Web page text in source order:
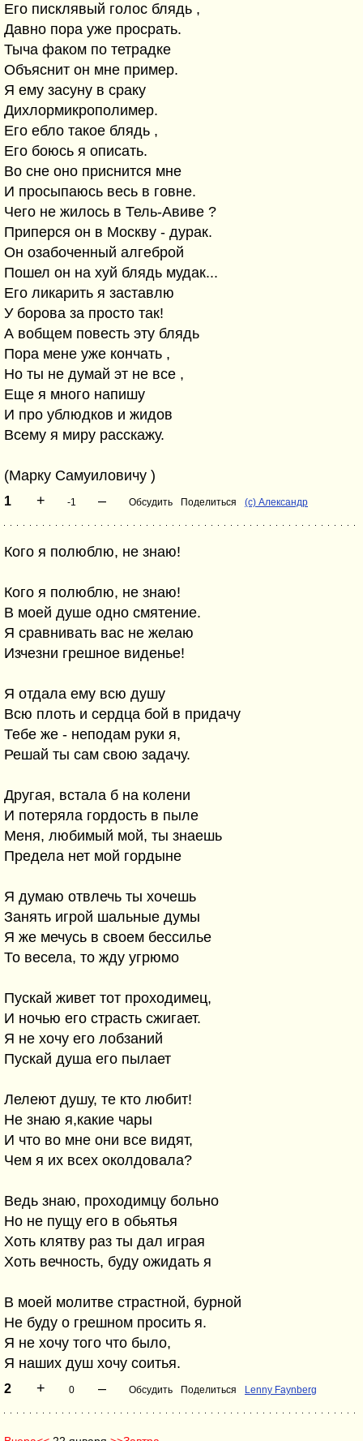
Его писклявый голос блядь ,
Давно пора уже просрать.
Тыча факом по тетрадке
Объяснит он мне пример.
Я ему засуну в сраку
Дихлормикрополимер.
Его ебло такое блядь ,
Его боюсь я описать.
Во сне оно приснится мне
И просыпаюсь весь в говне.
Чего не жилось в Тель-Авиве ?
Приперся он в Москву - дурак.
Он озабоченный алгеброй
Пошел он на хуй блядь мудак...
Его ликарить я заставлю
У борова за просто так!
А вобщем повесть эту блядь
Пора мене уже кончать ,
Но ты не думай эт не все ,
Еще я много напишу
И про ублюдков и жидов
Всему я миру расскажу.
(Марку Самуиловичу )
1 + -1 – Обсудить Поделиться (c) Александр
Кого я полюблю, не знаю!
Кого я полюблю, не знаю!
В моей душе одно смятение.
Я сравнивать вас не желаю
Изчезни грешное виденье!
Я отдала ему всю душу
Всю плоть и сердца бой в придачу
Тебе же - неподам руки я,
Решай ты сам свою задачу.
Другая, встала б на колени
И потеряла гордость в пыле
Меня, любимый мой, ты знаешь
Предела нет мой гордыне
Я думаю отвлечь ты хочешь
Занять игрой шальные думы
Я же мечусь в своем бессилье
То весела, то жду угрюмо
Пускай живет тот проходимец,
И ночью его страсть сжигает.
Я не хочу его лобзаний
Пускай душа его пылает
Лелеют душу, те кто любит!
Не знаю я,какие чары
И что во мне они все видят,
Чем я их всех околдовала?
Ведь знаю, проходимцу больно
Но не пущу его в обьятья
Хоть клятву раз ты дал играя
Хоть вечность, буду ожидать я
В моей молитве страстной, бурной
Не буду о грешном просить я.
Я не хочу того что было,
Я наших душ хочу соитья.
2 + 0 – Обсудить Поделиться Lenny Faynberg